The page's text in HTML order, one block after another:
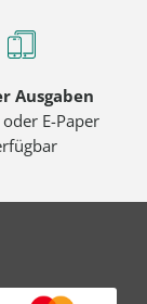
Ausgaben
E-Paper